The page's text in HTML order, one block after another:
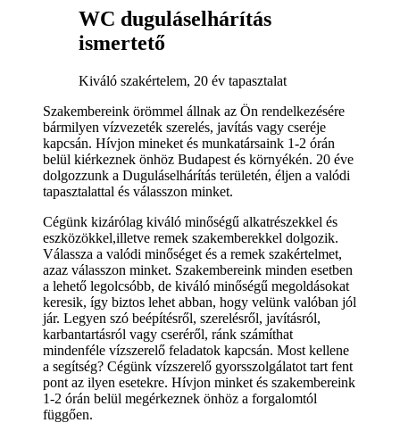
WC duguláselhárítás
ismertető
Kiváló szakértelem, 20 év tapasztalat
Szakembereink örömmel állnak az Ön rendelkezésére
bármilyen vízvezeték szerelés, javítás vagy cseréje
kapcsán. Hívjon mineket és munkatársaink 1-2 órán
belül kiérkeznek önhöz Budapest és környékén. 20 éve
dolgozzunk a Duguláselhárítás területén, éljen a valódi
tapasztalattal és válasszon minket.
Cégünk kizárólag kiváló minőségű alkatrészekkel és
eszközökkel,illetve remek szakemberekkel dolgozik.
Válassza a valódi minőséget és a remek szakértelmet,
azaz válasszon minket. Szakembereink minden esetben
a lehető legolcsóbb, de kiváló minőségű megoldásokat
keresik, így biztos lehet abban, hogy velünk valóban jól
jár. Legyen szó beépítésről, szerelésről, javításról,
karbantartásról vagy cseréről, ránk számíthat
mindenféle vízszerelő feladatok kapcsán. Most kellene
a segítség? Cégünk vízszerelő gyorsszolgálatot tart fent
pont az ilyen esetekre. Hívjon minket és szakembereink
1-2 órán belül megérkeznek önhöz a forgalomtól
függően.